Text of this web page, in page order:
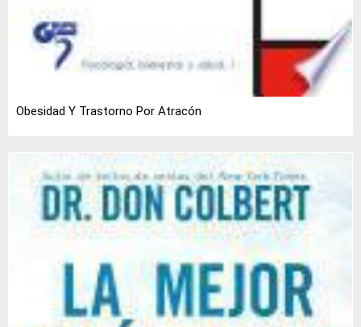
Obesidad Y Trastorno Por Atracón